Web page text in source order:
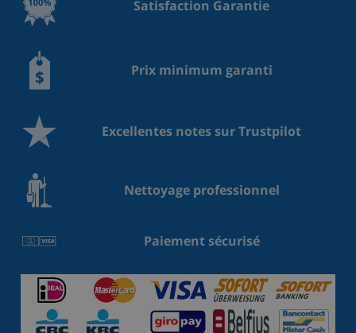
Satisfaction Garantie
Prix minimum garanti
Excellentes notes sur Trustpilot
Nettoyage professionnel
Paiement sécurisé